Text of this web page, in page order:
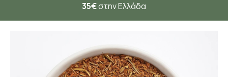
35€στην Ελλάδα